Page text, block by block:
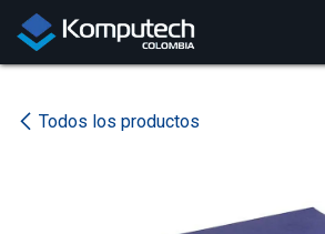
Ir al contenido
Todos los productos